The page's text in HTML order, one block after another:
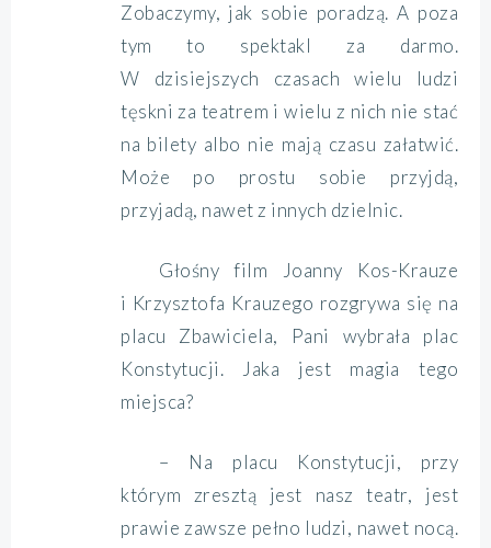
Zobaczymy, jak sobie poradzą. A poza
tym to spektakl za darmo.
W dzisiejszych czasach wielu ludzi
tęskni za teatrem i wielu z nich nie stać
na bilety albo nie mają czasu załatwić.
Może po prostu sobie przyjdą,
przyjadą, nawet z innych dzielnic.
Głośny film Joanny Kos-Krauze
i Krzysztofa Krauzego rozgrywa się na
placu Zbawiciela, Pani wybrała plac
Konstytucji. Jaka jest magia tego
miejsca?
– Na placu Konstytucji, przy
którym zresztą jest nasz teatr, jest
prawie zawsze pełno ludzi, nawet nocą.